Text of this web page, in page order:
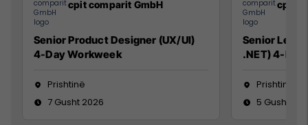
cpit comparit GmbH
Senior Product Designer (UX/UI)
4-Day Workweek
Prishtinë
7 Gusht 2026
cpit
Senior Lead
.NET) 4-
Prishtinë
5 Gusht